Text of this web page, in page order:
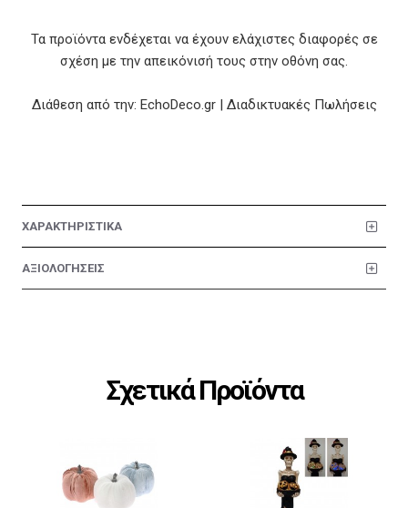
Τα προϊόντα ενδέχεται να έχουν ελάχιστες διαφορές σε
σχέση με την απεικόνισή τους στην οθόνη σας.
Διάθεση από την: EchoDeco.gr | Διαδικτυακές Πωλήσεις
ΧΑΡΑΚΤΗΡΙΣΤΙΚΑ
ΑΞΙΟΛΟΓΗΣΕΙΣ
Σχετικά Προϊόντα